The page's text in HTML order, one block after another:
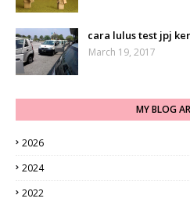
cara lulus test jpj
March 19, 2017
MY BLOG
2026
2024
2022